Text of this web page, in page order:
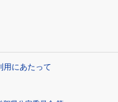
用にあたって